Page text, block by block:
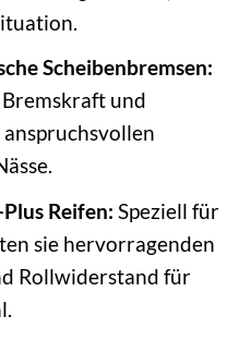
Scheibenbremsen:
und
Reifen: Speziell für
sie hervorragenden
Rollwiderstand für